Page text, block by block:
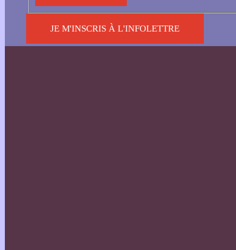
JE M'INSCRIS À L'INFOLETTRE